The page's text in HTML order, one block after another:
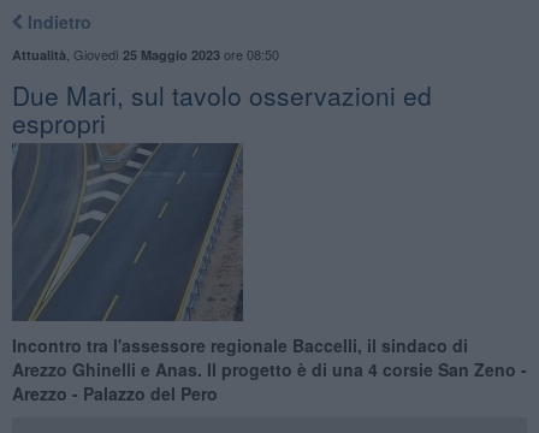
Indietro
Attualità Giovedì 25 Maggio 2023ore 08:50
Due Mari, sul tavolo osservazioni ed
espropri
Incontro tra l'assessore regionale Baccelli, il sindaco di
Arezzo Ghinelli e Anas. Il progetto è di una 4 corsie San Zeno -
Arezzo - Palazzo del Pero